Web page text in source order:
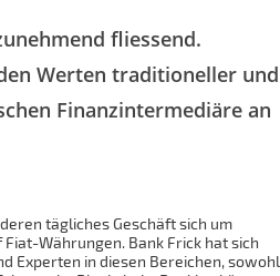
fliessend.
Werten traditioneller und
Finanzintermediäre an
tägliches Geschäft sich um
Währungen. Bank Frick hat sich
Experten in diesen Bereichen, sowohl